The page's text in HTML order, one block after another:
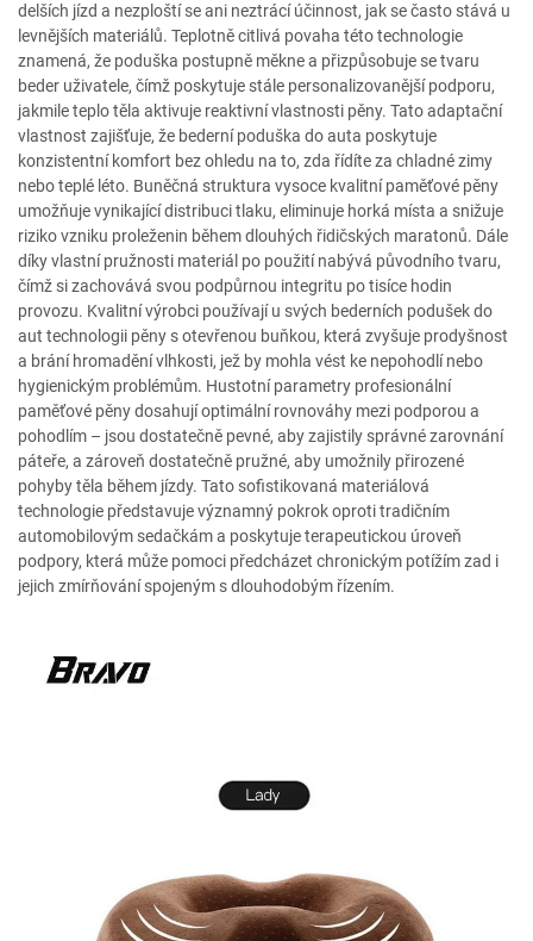
delších jízd a nezploští se ani neztrácí účinnost, jak se často stává u
levnějších materiálů. Teplotně citlivá povaha této technologie
znamená, že poduška postupně měkne a přizpůsobuje se tvaru
beder uživatele, čímž poskytuje stále personalizovanější podporu,
jakmile teplo těla aktivuje reaktivní vlastnosti pěny. Tato adaptační
vlastnost zajišťuje, že bederní poduška do auta poskytuje
konzistentní komfort bez ohledu na to, zda řídíte za chladné zimy
nebo teplé léto. Buněčná struktura vysoce kvalitní paměťové pěny
umožňuje vynikající distribuci tlaku, eliminuje horká místa a snižuje
riziko vzniku proleženin během dlouhých řidičských maratonů. Dále
díky vlastní pružnosti materiál po použití nabývá původního tvaru,
čímž si zachovává svou podpůrnou integritu po tisíce hodin
provozu. Kvalitní výrobci používají u svých bederních podušek do
aut technologii pěny s otevřenou buňkou, která zvyšuje prodyšnost
a brání hromadění vlhkosti, jež by mohla vést ke nepohodlí nebo
hygienickým problémům. Hustotní parametry profesionální
paměťové pěny dosahují optimální rovnováhy mezi podporou a
pohodlím – jsou dostatečně pevné, aby zajistily správné zarovnání
páteře, a zároveň dostatečně pružné, aby umožnily přirozené
pohyby těla během jízdy. Tato sofistikovaná materiálová
technologie představuje významný pokrok oproti tradičním
automobilovým sedačkám a poskytuje terapeutickou úroveň
podpory, která může pomoci předcházet chronickým potížím zad i
jejich zmírňování spojeným s dlouhodobým řízením.